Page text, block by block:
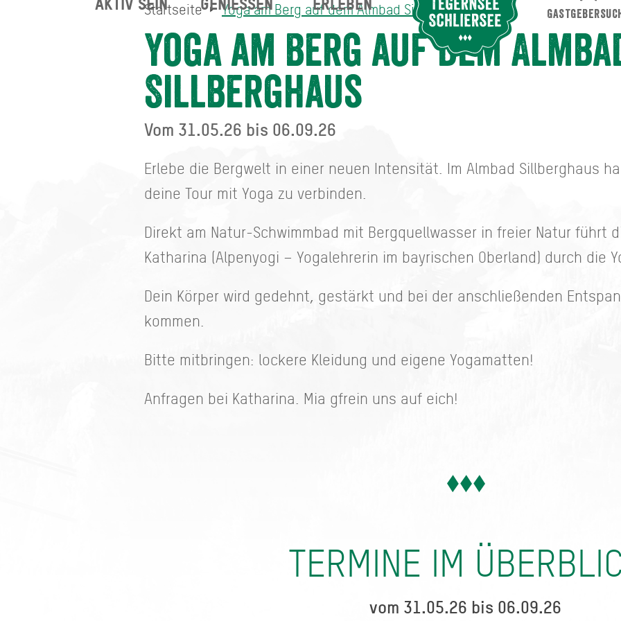
Startseite Yoga am Berg auf dem Almbad Sillberghaus
Yoga am Berg auf dem
Sillberghaus
Vom 31.05.26 bis 06.09.26
Erlebe die Bergwelt in einer neuen Intensität. Im Almbad Sillberghaus
deine Tour mit Yoga zu verbinden.
Direkt am Natur-Schwimmbad mit Bergquellwasser in freier Natur führt
Katharina (Alpenyogi – Yogalehrerin im bayrischen Oberland) durch die
Dein Körper wird gedehnt, gestärkt und bei der anschließenden
kommen.
Bitte mitbringen: lockere Kleidung und eigene Yogamatten!
Anfragen bei Katharina. Mia gfrein uns auf eich!
TERMINE IM
vom 31.05.26 bis 06.09.26
Yoga am Berg auf dem Almbad Sillberghaus
AKTIV SEIN GENIESSEN ERLEBEN
Suche abschicken